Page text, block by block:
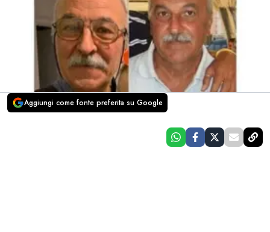
Aggiungi come fonte preferita su Google